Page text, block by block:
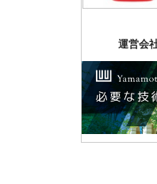
運営会